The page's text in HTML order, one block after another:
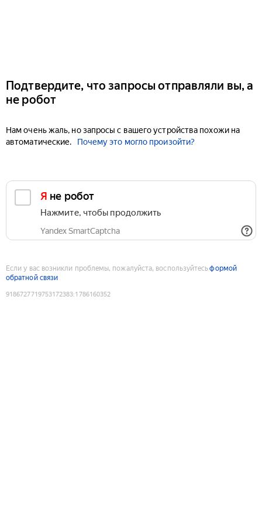
Подтвердите, что запросы отправляли вы, а
не робот
Нам очень жаль, но запросы с вашего устройства похожи на
автоматические.
Почему это могло произойти?
Я не робот
Нажмите, чтобы продолжить
Yandex SmartCaptcha
Если у вас возникли проблемы, пожалуйста, воспользуйтесьформой
обратной связи
9186727719753172383:1786160352